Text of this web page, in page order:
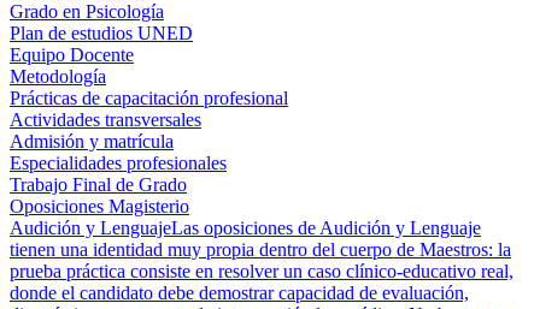
Grado en Psicología
Plan de estudios UNED
Equipo Docente
Metodología
Prácticas de capacitación profesional
Actividades transversales
Admisión y matrícula
Especialidades profesionales
Trabajo Final de Grado
Oposiciones Magisterio
Audición y LenguajeLas oposiciones de Audición y Lenguaje
tienen una identidad muy propia dentro del cuerpo de Maestros: la
prueba práctica consiste en resolver un caso clínico-educativo real,
donde el candidato debe demostrar capacidad de evaluación,